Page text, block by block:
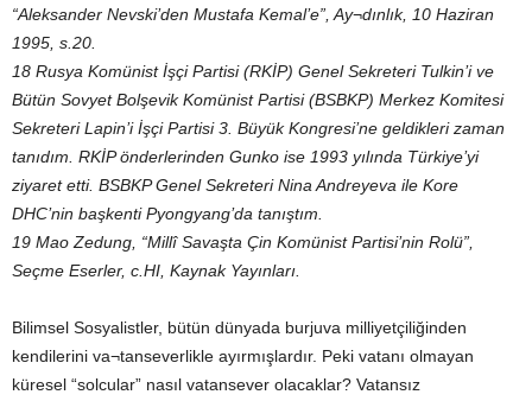
“Aleksander Nevski’den Mustafa Kemal’e”, Ay¬dınlık, 10 Haziran
1995, s.20.
18 Rusya Komünist İşçi Partisi (RKİP) Genel Sekreteri Tulkin’i ve
Bütün Sovyet Bolşevik Komünist Partisi (BSBKP) Merkez Komitesi
Sekreteri Lapin’i İşçi Partisi 3. Büyük Kongresi’ne geldikleri zaman
tanıdım. RKİP önderlerinden Gunko ise 1993 yılında Türkiye’yi
ziyaret etti. BSBKP Genel Sekreteri Nina Andreyeva ile Kore
DHC’nin başkenti Pyongyang’da tanıştım.
19 Mao Zedung, “Millî Savaşta Çin Komünist Partisi’nin Rolü”,
Seçme Eserler, c.HI, Kaynak Yayınları.
Bilimsel Sosyalistler, bütün dünyada burjuva milliyetçiliğinden
kendilerini va¬tanseverlikle ayırmışlardır. Peki vatanı olmayan
küresel “solcular” nasıl vatansever olacaklar? Vatansız